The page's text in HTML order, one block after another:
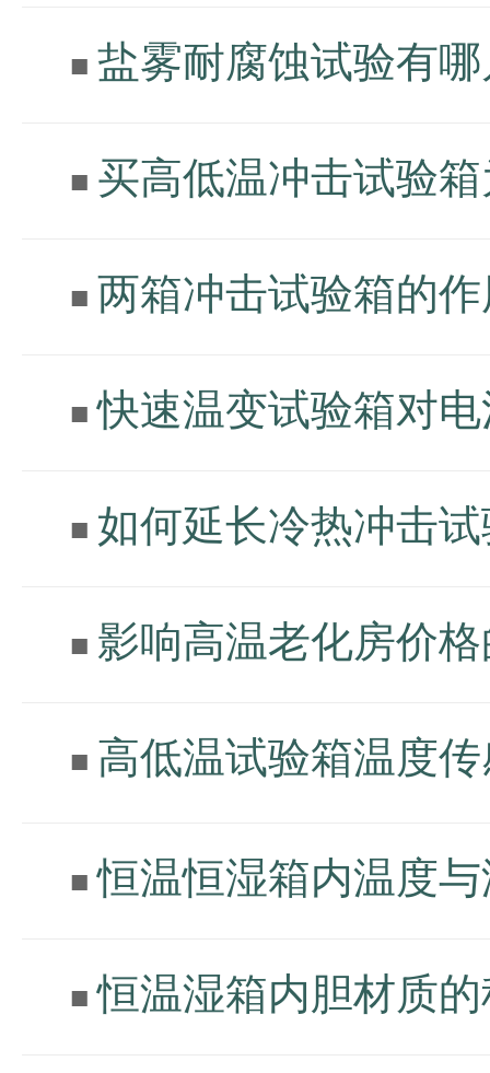
■ 盐雾耐腐蚀试验有
■ 买高低温冲击试验
■ 两箱冲击试验箱的
■快速温变试验箱对
■ 如何延长冷热冲击
■ 影响高温老化房
■ 高低温试验箱温度
■恒温恒湿箱内温度
■恒温湿箱内胆材质